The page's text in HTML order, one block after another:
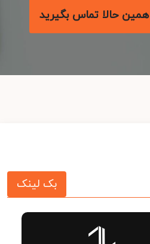
همین حالا تماس بگیرید
بک لینک